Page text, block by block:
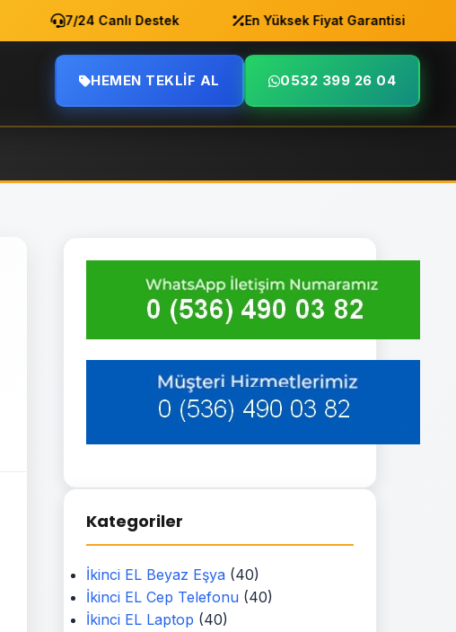
7/24 Canlı Destek En Yüksek Fiyat Garantisi
HEMEN TEKLIF AL 0532 399 26 04
Kategoriler
İkinci EL Beyaz Eşya (40)
İkinci EL Cep Telefonu (40)
İkinci EL Laptop (40)